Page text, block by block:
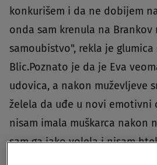
konkurišem i da ne dobijem
onda sam krenula na Brankov
samoubistvo", rekla je glumica
Blic.Poznato je da je Eva
udovica, a nakon muževljeve
želela da uđe u novi emotivni
nisam imala muškarca nakon
sam ga jako volela i nisam